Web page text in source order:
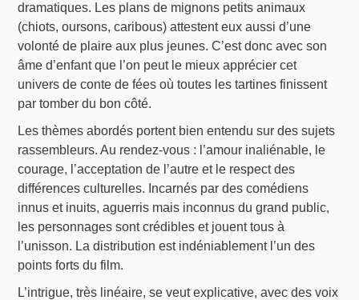
dramatiques. Les plans de mignons petits animaux
(chiots, oursons, caribous) attestent eux aussi d’une
volonté de plaire aux plus jeunes. C’est donc avec son
âme d’enfant que l’on peut le mieux apprécier cet
univers de conte de fées où toutes les tartines finissent
par tomber du bon côté.
Les thèmes abordés portent bien entendu sur des sujets
rassembleurs. Au rendez-vous : l’amour inaliénable, le
courage, l’acceptation de l’autre et le respect des
différences culturelles. Incarnés par des comédiens
innus et inuits, aguerris mais inconnus du grand public,
les personnages sont crédibles et jouent tous à
l’unisson. La distribution est indéniablement l’un des
points forts du film.
L’intrigue, très linéaire, se veut explicative, avec des voix